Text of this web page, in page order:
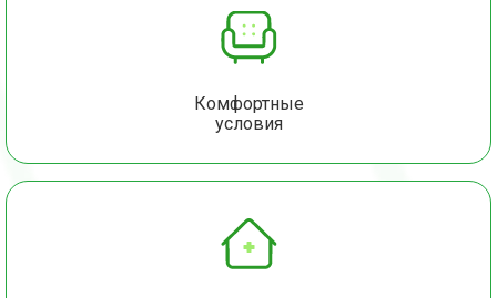
Комфортные
условия